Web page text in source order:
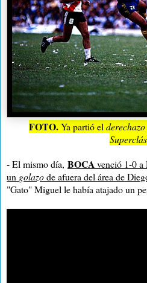
FOTO.Ya partió elderechazo
- El mismo día, BOCAvenció 1-0 a
un golazode afuera del área de
"Gato" Miguel le había atajado un